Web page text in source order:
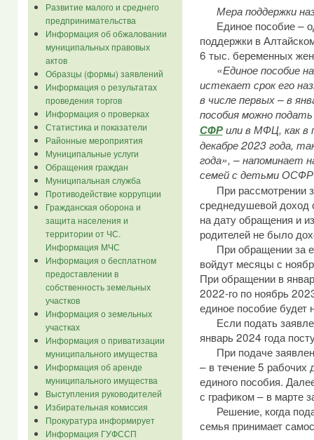
Развитие малого и среднего
предпринимательства
Информация об обжаловании
муниципальных правовых
актов
Образцы (формы) заявлений
Информация о результатах
проведения торгов
Информация о проверках
Статистика и показатели
Районные мероприятия
Муниципальные услуги
Обращения граждан
Муниципальная служба
Противодействие коррупции
Гражданская оборона и
защита населения и
территории от ЧС.
Информация МЧС
Информация о бесплатном
предоставлении в
собственность земельных
участков
Информация о земельных
участках
Информация о приватизации
муниципального имущества
Информация об аренде
муниципального имущества
Выступления руководителей
Избирательная комиссия
Прокуратура информирует
Информация ГУФССП
Мера поддержки
Единое пособие –
поддержки в
6 тыс. беременных
«Единое пособие
истекает срок его
в числе первых – в
пособия можно
СФРили в МФЦ, как в
декабре 2023 года,
года», – напоминает
семей с детьми ОСФР
При рассмотрении
среднедушевой доход
на дату обращения и
родителей не было
При обращении за
войдут месяцы с
При обращении в
2022-го по ноябрь
единое пособие будет
Если подать
январь 2024 года
При подаче
– в течение 5 рабочих
единого пособия.
с графиком – в марте
Решение, когда
семья принимает